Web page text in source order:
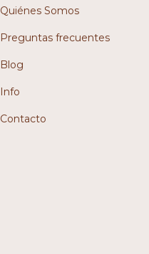
Quiénes Somos
Preguntas frecuentes
Blog
Info
Contacto